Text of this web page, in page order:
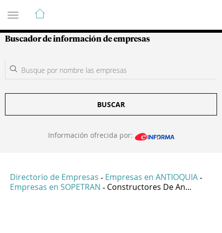
Guía de Empresas Colombianas
Buscador de información de empresas
BUSCAR
Información ofrecida por:
Directorio de Empresas - Empresas en ANTIOQUIA -
Empresas en SOPETRAN - Constructores De An...